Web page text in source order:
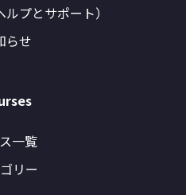
プとサポート）
らせ
一覧
リー